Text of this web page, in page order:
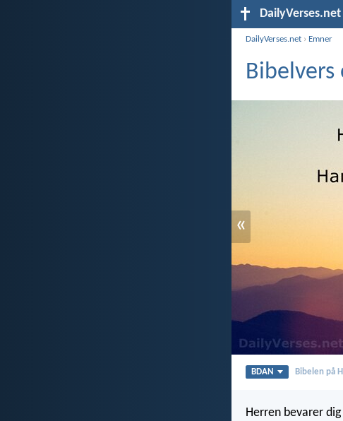
DailyVerses.net
DailyVerses.net › Emner
Bibelvers
«
BDAN Bibelen på
Herren bevarer